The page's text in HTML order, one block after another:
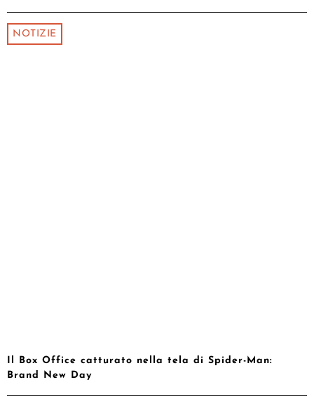
NOTIZIE
Il Box Office catturato nella tela di Spider-Man:
Brand New Day